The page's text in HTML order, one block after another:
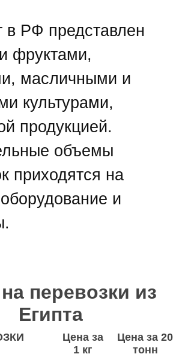
в РФ представлен
фруктами,
масличными и
культурами,
продукцией.
объемы
приходятся на
и
перевозки из
Египта
Цена за
1 кг
Цена за 20
тонн